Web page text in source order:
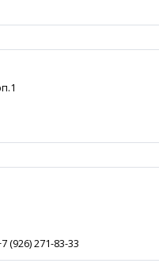
(926) 271-83-33